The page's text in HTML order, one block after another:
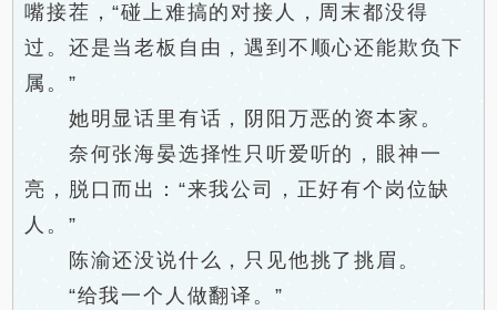
嘴接茬，“碰上难搞的对接人，周末都没得
过。还是当老板自由，遇到不顺心还能欺负下
属。”
她明显话里有话，阴阳万恶的资本家。
奈何张海晏选择性只听爱听的，眼神一
亮，脱口而出：“来我公司，正好有个岗位缺
人。”
陈渝还没说什么，只见他挑了挑眉。
“给我一个人做翻译。”